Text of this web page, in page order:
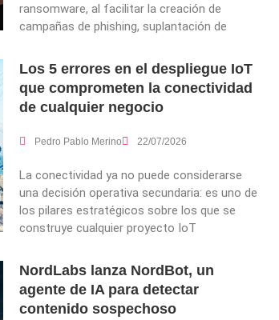
ransomware, al facilitar la creación de
campañas de phishing, suplantación de
Los 5 errores en el despliegue IoT
que comprometen la conectividad
de cualquier negocio
Pedro Pablo Merino 22/07/2026
La conectividad ya no puede considerarse
una decisión operativa secundaria: es uno de
los pilares estratégicos sobre los que se
construye cualquier proyecto IoT
NordLabs lanza NordBot, un
agente de IA para detectar
contenido sospechoso